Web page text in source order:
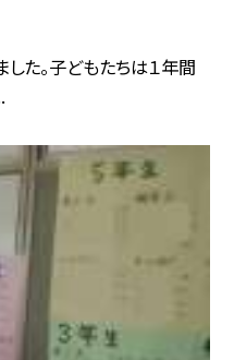
た。子どもたちは１年間